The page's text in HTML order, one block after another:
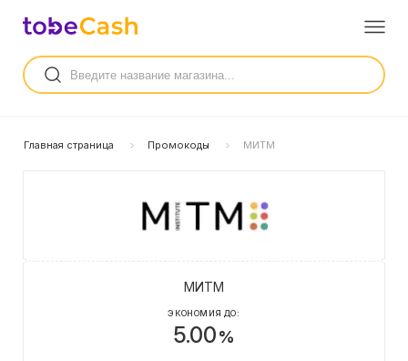
Главная страница Промокоды МИТМ
МИТМ
ЭКОНОМИЯ ДО:
5.00%